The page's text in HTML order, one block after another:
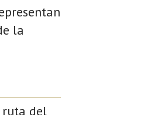
la
ruta del